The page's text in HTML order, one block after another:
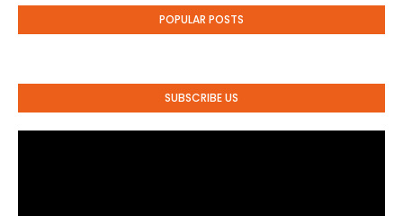
POPULAR POSTS
SUBSCRIBE US